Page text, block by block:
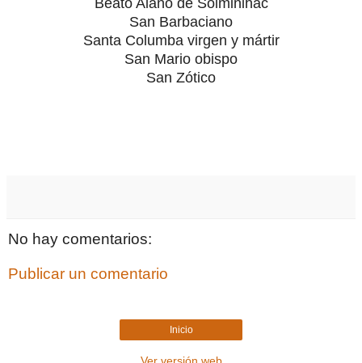
San Barbaciano
Santa Columba virgen y mártir
San Mario obispo
San Zótico
No hay comentarios:
Publicar un comentario
Inicio
Ver versión web